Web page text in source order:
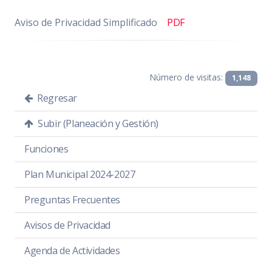
Aviso de Privacidad Simplificado PDF
Número de visitas: 1,148
Regresar
Subir (Planeación y Gestión)
Funciones
Plan Municipal 2024-2027
Preguntas Frecuentes
Avisos de Privacidad
Agenda de Actividades